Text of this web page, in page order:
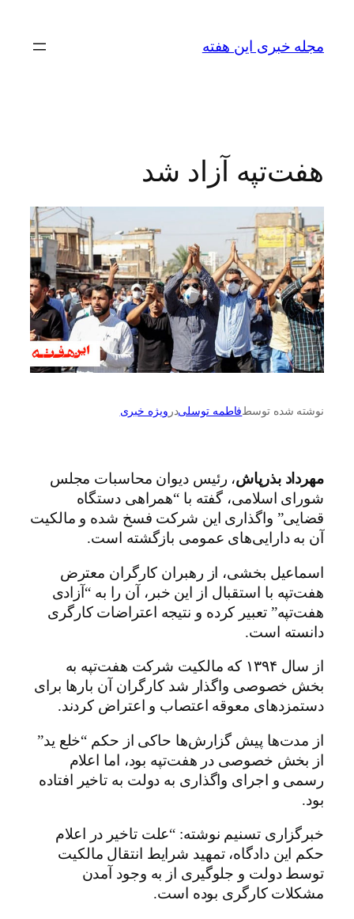
محتوا
مجله خبری این هفته
هفت‌تپه آزاد شد
نوشته شده توسطفاطمه توسلیدر ویژه خبری
مهرداد بذرپاش، رئیس دیوان محاسبات مجلس
شورای اسلامی، گفته با “همراهی دستگاه
قضایی” واگذاری این شرکت فسخ شده و مالکیت
آن به دارایی‌های عمومی بازگشته است.
اسماعیل بخشی، از رهبران کارگران معترض
هفت‌تپه با استقبال از این خبر، آن را به “آزادی
هفت‌تپه” تعبیر کرده و نتیجه اعتراضات کارگری
دانسته است.
از سال ۱۳۹۴ که مالکیت شرکت هفت‌تپه به
بخش خصوصی واگذار شد کارگران آن بارها برای
دستمزدهای معوقه اعتصاب و اعتراض کردند.
از مدت‌ها پیش گزارش‌ها حاکی از حکم “خلع ید”
از بخش خصوصی در هفت‌تپه بود، اما اعلام
رسمی و اجرای واگذاری به دولت به تاخیر افتاده
بود.
خبرگزاری تسنیم نوشته: “علت تاخیر در اعلام
حکم این دادگاه، تمهید شرایط انتقال مالکیت
توسط دولت و جلوگیری از به وجود آمدن
مشکلات کارگری بوده است.